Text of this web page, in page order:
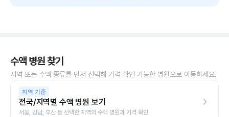
수액 병원 찾기
지역 또는 수액 종류를 먼저 선택해 가격 확인 가능한 병원으로 이동하세요.
지역 기준
전국/지역별 수액 병원 보기
서울, 강남, 부산 등 선택한 지역의 수액 병원과 가격 확인